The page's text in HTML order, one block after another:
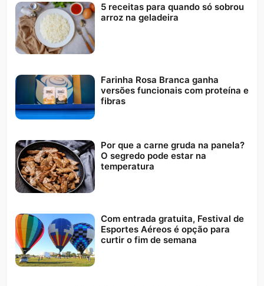
5 receitas para quando só sobrou
arroz na geladeira
Farinha Rosa Branca ganha
versões funcionais com proteína e
fibras
Por que a carne gruda na panela?
O segredo pode estar na
temperatura
Com entrada gratuita, Festival de
Esportes Aéreos é opção para
curtir o fim de semana